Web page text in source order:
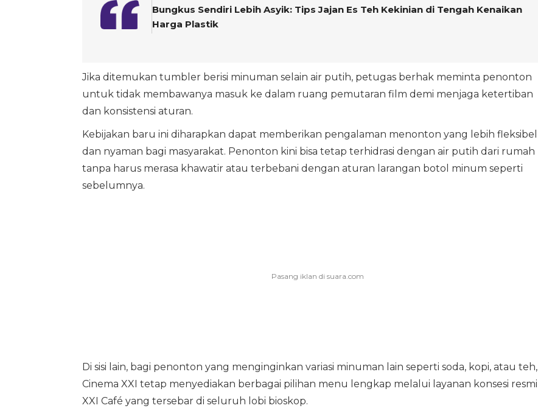
Bungkus Sendiri Lebih Asyik: Tips Jajan Es Teh Kekinian di Tengah Kenaikan
Harga Plastik
Jika ditemukan tumbler berisi minuman selain air putih, petugas berhak meminta penonton
untuk tidak membawanya masuk ke dalam ruang pemutaran film demi menjaga ketertiban
dan konsistensi aturan.
Kebijakan baru ini diharapkan dapat memberikan pengalaman menonton yang lebih fleksibel
dan nyaman bagi masyarakat. Penonton kini bisa tetap terhidrasi dengan air putih dari rumah
tanpa harus merasa khawatir atau terbebani dengan aturan larangan botol minum seperti
sebelumnya.
Di sisi lain, bagi penonton yang menginginkan variasi minuman lain seperti soda, kopi, atau teh,
Cinema XXI tetap menyediakan berbagai pilihan menu lengkap melalui layanan konsesi resmi
XXI Café yang tersebar di seluruh lobi bioskop.